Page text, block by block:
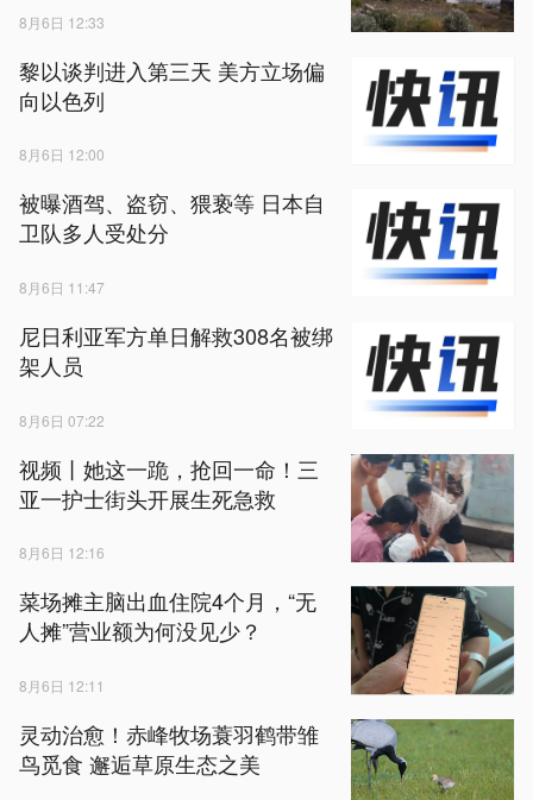
8月6日 12:33
黎以谈判进入第三天 美方立场偏
向以色列
8月6日 12:00
被曝酒驾、盗窃、猥亵等 日本自
卫队多人受处分
8月6日 11:47
尼日利亚军方单日解救308名被绑
架人员
8月6日 07:22
视频丨她这一跪，抢回一命！三
亚一护士街头开展生死急救
8月6日 12:16
菜场摊主脑出血住院4个月，“无
人摊”营业额为何没见少？
8月6日 12:11
灵动治愈！赤峰牧场蓑羽鹤带雏
鸟觅食 邂逅草原生态之美